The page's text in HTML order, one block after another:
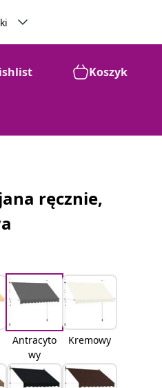
Koszyk
ręcznie,
Antracyto
wy
Kremowy